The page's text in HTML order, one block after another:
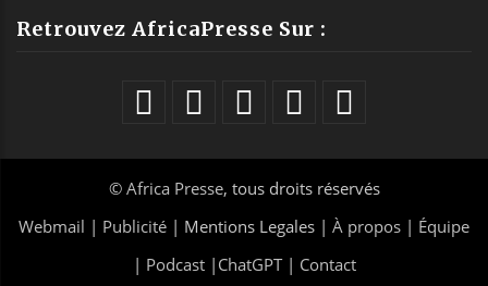
Retrouvez AfricaPresse Sur :
© Africa Presse, tous droits réservés
Webmail | Publicité | Mentions Legales | À propos | Équipe
| Podcast| ChatGPT| Contact